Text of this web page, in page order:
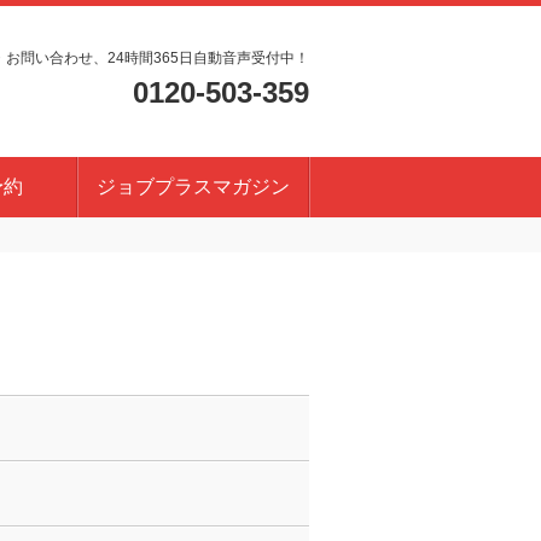
お問い合わせ、24時間365日自動音声受付中！
0120-503-359
ジョブプラスマガジン